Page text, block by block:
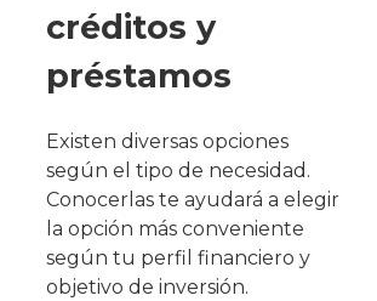
créditos y
préstamos
Existen diversas opciones
según el tipo de necesidad.
Conocerlas te ayudará a elegir
la opción más conveniente
según tu perfil financiero y
objetivo de inversión.